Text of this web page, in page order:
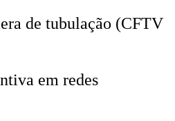
de tubulação (CFTV
em redes